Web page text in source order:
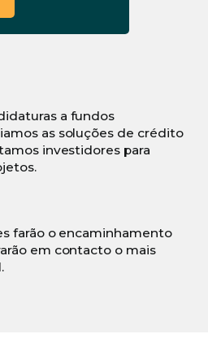
a fundos
as soluções de crédito
investidores para
farão o encaminhamento
em contacto o mais